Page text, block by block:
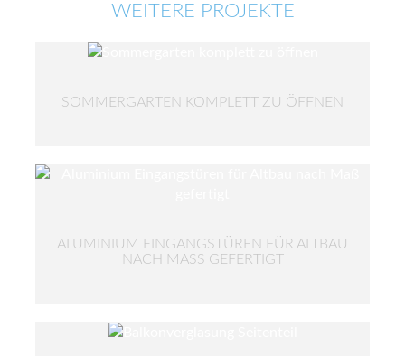
WEITERE PROJEKTE
SOMMERGARTEN KOMPLETT ZU ÖFFNEN
ALUMINIUM EINGANGSTÜREN FÜR ALTBAU
NACH MASS GEFERTIGT